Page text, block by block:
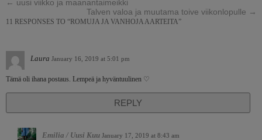
← uusi viikko ja maanantaimeikki
Talven valoa ja muutama toive viikonlopulle →
11 RESPONSES TO “ROMUJA JA VANHOJA AARTEITA”
Laura January 16, 2019 at 5:01 pm
Tämä oli ihana postaus. Lempeä ja hyväntuulinen ♡
REPLY
Emilia / Uusi Kuu January 17, 2019 at 8:43 am